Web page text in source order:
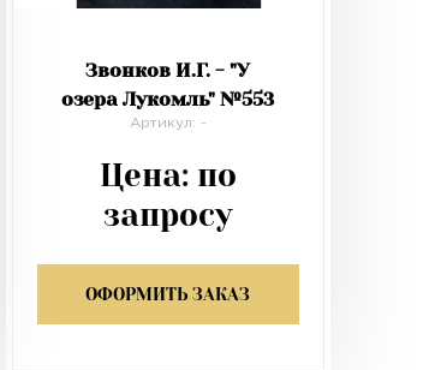
Звонков И.Г. - "У
озера Лукомль" №553
Артикул: -
Цена: по
запросу
ОФОРМИТЬ ЗАКАЗ